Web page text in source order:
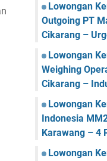
Lowongan
Outgoing PT
Cikarang –
Lowongan
Weighing
Cikarang –
Lowongan
Indonesia
Karawang – 4
Lowongan